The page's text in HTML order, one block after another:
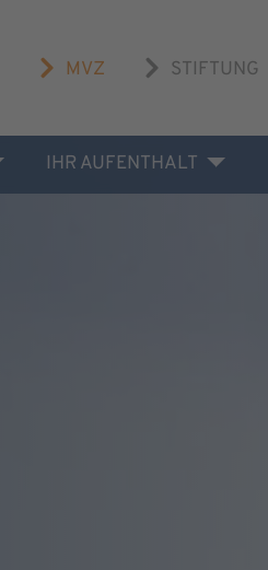
MVZ STIFTUNG
IHR AUFENTHALT